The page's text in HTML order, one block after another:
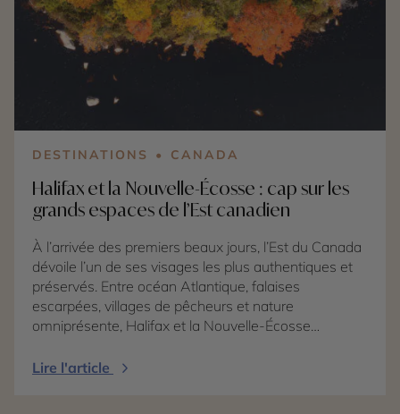
températures estivales diminuent progressivement
et permettent d’explorer plus confortablement les
canyons, les arches naturelles et les plateaux
désertiques. De Zion à Arches, en passant par Bryce
semblent encore plus spectaculaires sous la lumière
dorée de la fin de l’été. Canada ou États-Unis : le
choix dépend donc avant tout de l’atmosphère
attirés par les forêts, les lacs et l’art de vivre
canadien. L’Utah séduira davantage les amateurs de
road trips, de randonnée et de paysages minéraux.
DESTINATIONS CANADA
Halifax et la Nouvelle-Écosse : cap sur les
grands espaces de l’Est canadien
À l’arrivée des premiers beaux jours, l’Est du Canada
dévoile l’un de ses visages les plus authentiques et
préservés. Entre océan Atlantique, falaises
escarpées, villages de pêcheurs et nature
omniprésente, Halifax et la Nouvelle-Écosse
Dès la fin avril, l’ouverture des vols directs entre Paris
Lire l'article